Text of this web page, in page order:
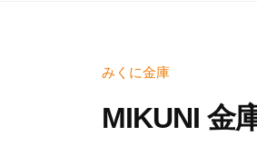
ト
ラ
ブ
・
みくに金庫
MIKUNI 金
番